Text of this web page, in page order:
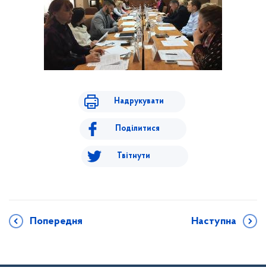
Надрукувати
Поділитися
Твітнути
Попередня Наступна